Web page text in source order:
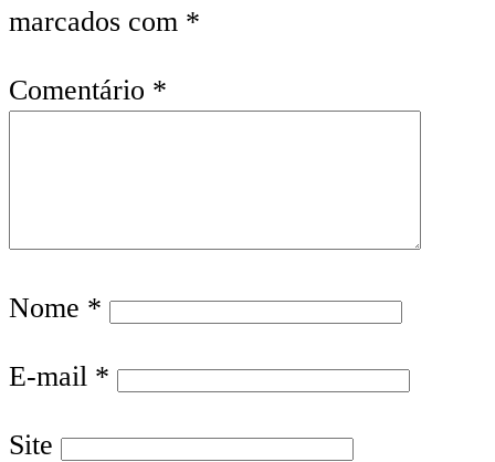
marcados com *
Comentário *
Nome *
E-mail *
Site